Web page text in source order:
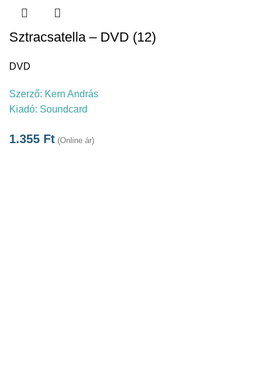
Sztracsatella – DVD (12)
DVD
Szerző: Kern András
Kiadó: Soundcard
1.355 Ft (Online ár)